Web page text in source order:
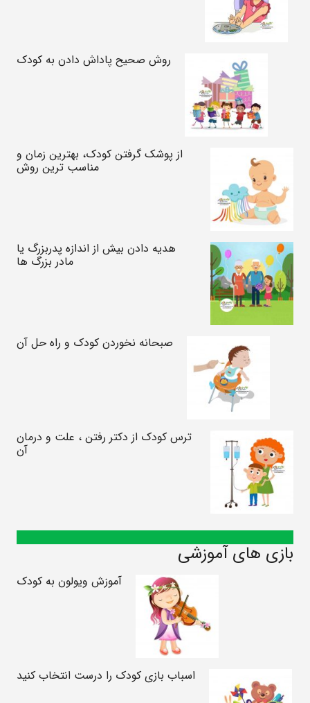
روش صحیح پاداش دادن به کودک
از پوشک گرفتن کودک، بهترین زمان و
مناسب ترین روش
هدیه دادن بیش از اندازه پدربزرگ یا
مادر بزرگ ها
صبحانه نخوردن کودک و راه حل آن
ترس کودک از دکتر رفتن ، علت و درمان
آن
بازی های آموزشی
آموزش ویولون به کودک
اسباب بازی کودک را درست انتخاب کنید